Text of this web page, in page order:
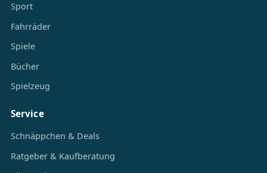
Sport
Fahrräder
Spiele
Bücher
Spielzeug
Service
Schnäppchen & Deals
Ratgeber & Kaufberatung